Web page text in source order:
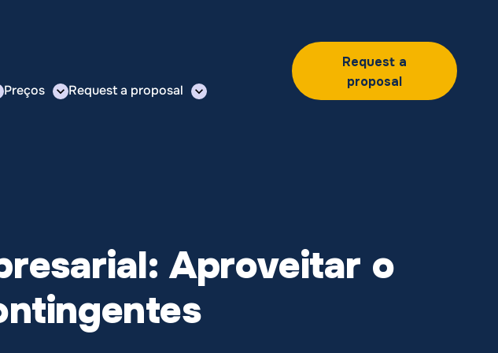
Preços Request a proposal
Request a
proposal
Aproveitar o